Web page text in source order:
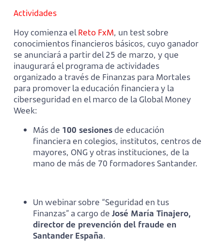
Actividades
Hoy comienza elReto FxM, un test sobre
conocimientos financieros básicos, cuyo ganador
se anunciará a partir del 25 de marzo, y que
inaugurará el programa de actividades
organizado a través de Finanzas para Mortales
para promover la educación financiera y la
ciberseguridad en el marco de la Global Money
Week:
Más de 100 sesiones de educación
financiera en colegios, institutos, centros de
mayores, ONG y otras instituciones, de la
mano de más de 70 formadores Santander.
Un webinar sobre “Seguridad en tus
Finanzas” a cargo de José María Tinajero,
director de prevención del fraude en
Santander España.